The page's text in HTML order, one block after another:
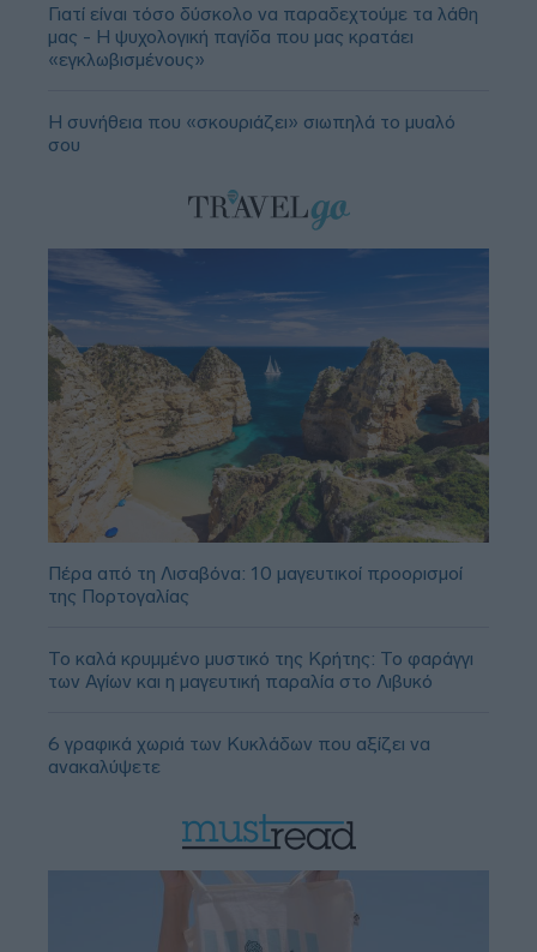
Γιατί είναι τόσο δύσκολο να παραδεχτούμε τα λάθη
μας - Η ψυχολογική παγίδα που μας κρατάει
«εγκλωβισμένους»
Η συνήθεια που «σκουριάζει» σιωπηλά το μυαλό
σου
Πέρα από τη Λισαβόνα: 10 μαγευτικοί προορισμοί
της Πορτογαλίας
Το καλά κρυμμένο μυστικό της Κρήτης: Το φαράγγι
των Αγίων και η μαγευτική παραλία στο Λιβυκό
6 γραφικά χωριά των Κυκλάδων που αξίζει να
ανακαλύψετε